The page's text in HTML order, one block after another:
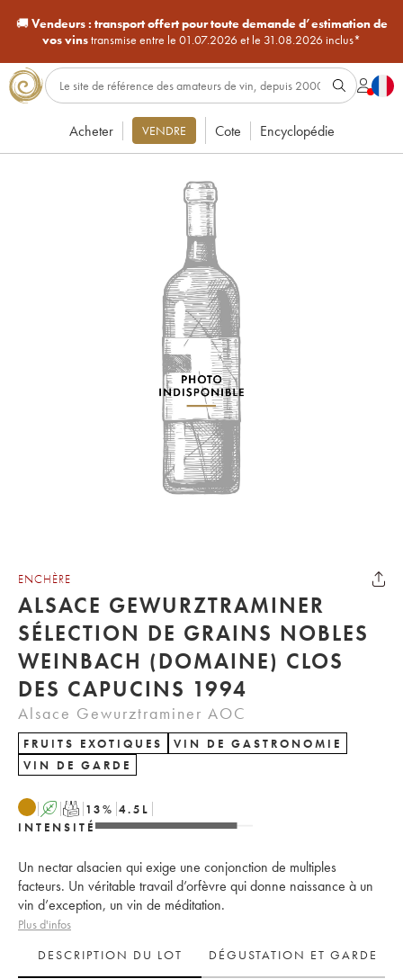
🚚Vendeurs : transport offert pour toute demande d’estimation de
vos vinstransmise entre le 01.07.2026 et le 31.08.2026 inclus*
Acheter VENDRE Cote Encyclopédie
ENCHÈRE
ALSACE GEWURZTRAMINER
SÉLECTION DE GRAINS NOBLES
WEINBACH (DOMAINE) CLOS
DES CAPUCINS 1994
Alsace Gewurztraminer AOC
FRUITS EXOTIQUES
VIN DE GASTRONOMIE
VIN DE GARDE
A T 13% 4.5 L
INTENSITÉ
Un nectar alsacien qui exige une conjonction de multiples
facteurs. Un véritable travail d’orfèvre qui donne naissance à un
vin d’exception, un vin de méditation.
Plus d'infos
DESCRIPTION DU LOT
DÉGUSTATION ET GARDE